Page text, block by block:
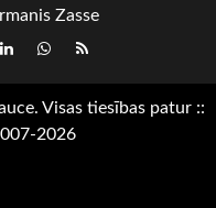
Zasse
LinkedInwhatsapp
RSS
Visas tiesības patur ::
2026